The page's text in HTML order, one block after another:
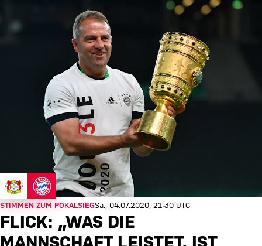
STIMMEN ZUM POKALSIEGSa., 04.07.2020, 21:30 UTC
FLICK: „WAS DIE
MANNSCHAFT LEISTET, IST